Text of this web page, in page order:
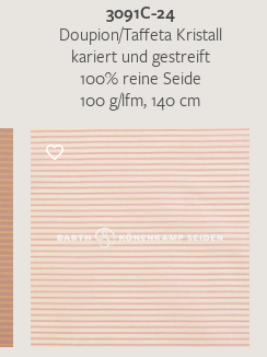
3091C-24
Doupion/Taffeta Kristall
kariert und gestreift
100% reine Seide
100 g/lfm, 140 cm